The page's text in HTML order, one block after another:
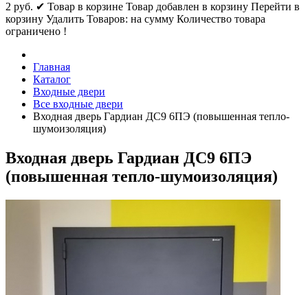
2 руб. ✔ Товар в корзине Товар добавлен в корзину Перейти в
корзину Удалить Товаров: на сумму Количество товара
ограничено !
Главная
Каталог
Входные двери
Все входные двери
Входная дверь Гардиан ДС9 6ПЭ (повышенная тепло-
шумоизоляция)
Входная дверь Гардиан ДС9 6ПЭ
(повышенная тепло-шумоизоляция)